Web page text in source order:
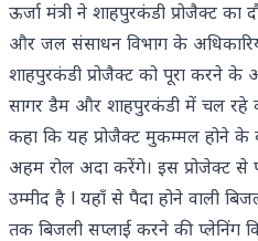
ऊर्जा मंत्री ने शाहपुरकंडी प्रोजैक्ट
और जल संसाधन विभाग के
शाहपुरकंडी प्रोजैक्ट को पूरा करने के
सागर डैम और शाहपुरकंडी में चल रहे
कहा कि यह प्रोजैक्ट मुकम्मल होने के
अहम रोल अदा करेंगे। इस प्रोजेक्ट से
उम्मीद है l यहाँ से पैदा होने वाली
तक बिजली सप्लाई करने की प्लेनिंग